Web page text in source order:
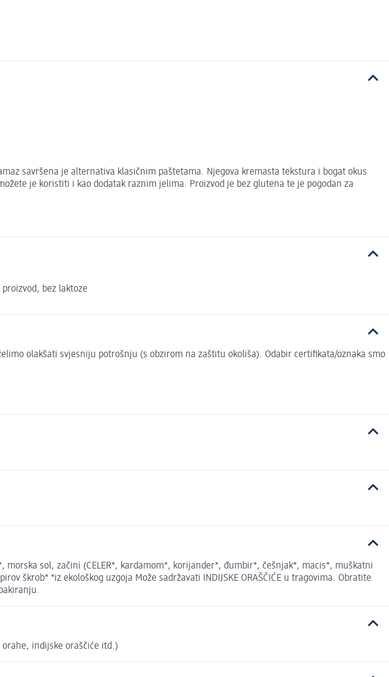
savršena je alternativa klasičnim paštetama. Njegova kremasta tekstura i bogat okus
je koristiti i kao dodatak raznim jelima. Proizvod je bez glutena te je pogodan za
bez laktoze
olakšati svjesniju potrošnju (s obzirom na zaštitu okoliša). Odabir certifikata/oznaka smo
sol, začini (CELER*, kardamom*, korijander*, đumbir*, češnjak*, macis*, muškatni
*iz ekološkog uzgoja Može sadržavati INDIJSKE ORAŠČIĆE u tragovima. Obratite
indijske oraščiće itd.)